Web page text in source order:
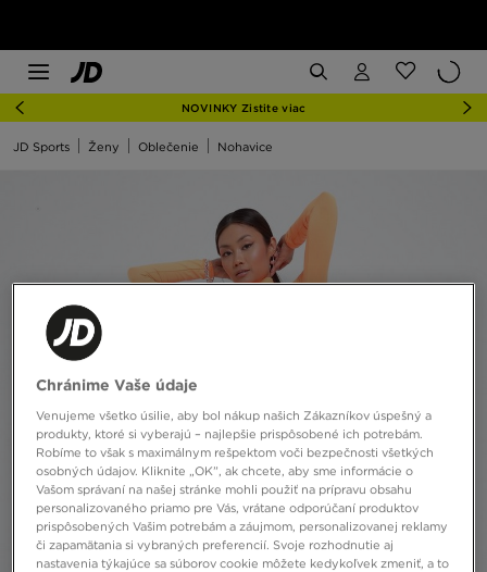
NOVINKY Zistite viac
JD Sports Ženy Oblečenie Nohavice
Chránime Vaše údaje
Venujeme všetko úsilie, aby bol nákup našich Zákazníkov úspešný a
produkty, ktoré si vyberajú – najlepšie prispôsobené ich potrebám.
Robíme to však s maximálnym rešpektom voči bezpečnosti všetkých
osobných údajov. Kliknite „OK”, ak chcete, aby sme informácie o
Vašom správaní na našej stránke mohli použiť na prípravu obsahu
personalizovaného priamo pre Vás, vrátane odporúčaní produktov
prispôsobených Vašim potrebám a záujmom, personalizovanej reklamy
či zapamätania si vybraných preferencií. Svoje rozhodnutie aj
nastavenia týkajúce sa súborov cookie môžete kedykoľvek zmeniť, a to